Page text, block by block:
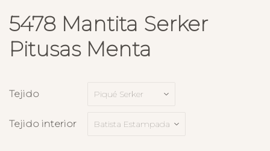
5478 Mantita Serker
Pitusas Menta
Tejido
Tejido interior